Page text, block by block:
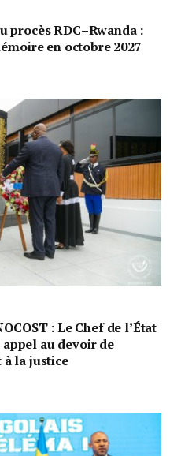
procès RDC–Rwanda :
en octobre 2027
: Le Chef de l’État
au devoir de
la justice